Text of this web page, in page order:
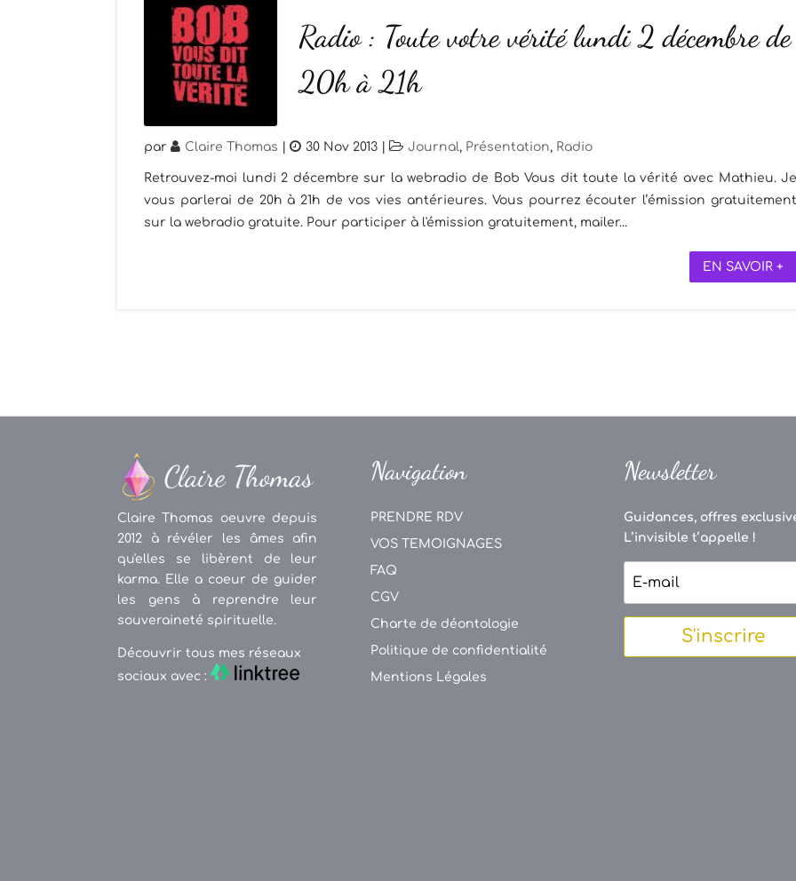
Radio : Toute votre vérité lundi 2 décembre de
20h à 21h
par Claire Thomas 30 Nov 2013 Journal, Présentation, Radio
Retrouvez-moi lundi 2 décembre sur la webradio de Bob Vous dit toute la vérité avec Mathieu.
vous parlerai de 20h à 21h de vos vies antérieures. Vous pourrez écouter l’émission
sur la webradio gratuite. Pour participer à l'émission gratuitement, mailer...
EN SAVOIR +
Claire Thomas oeuvre depuis
2012 à révéler les âmes afin
qu'elles se libèrent de leur
karma. Elle a coeur de guider
les gens à reprendre leur
souveraineté spirituelle.
Découvrir tous mes réseaux
sociaux avec :
Navigation
PRENDRE RDV
VOS TEMOIGNAGES
FAQ
CGV
Charte de déontologie
Politique de confidentialité
Mentions Légales
Newsletter
Guidances, offres
L’invisible t’appelle !
S'inscrire